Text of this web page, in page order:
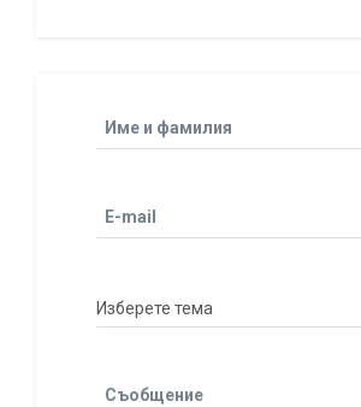
Име и фамилия
E-mail
Съобщение